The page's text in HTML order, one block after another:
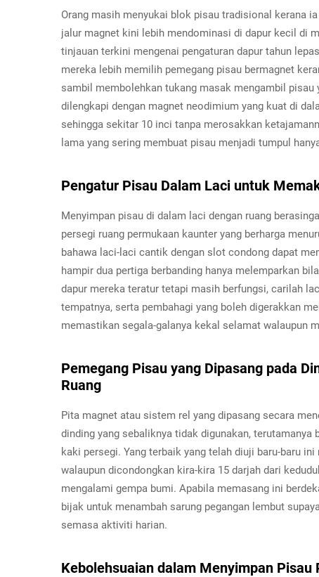
Orang masih menyukai blok pisau tradisional kerana
jalur magnet kini lebih mendominasi di dapur kecil di
tinjauan terkini mengenai pengaturan dapur tahun
mereka lebih memilih pemegang pisau bermagnet
sambil membolehkan tukang masak mengambil pisau
dilengkapi dengan magnet neodimium yang kuat di
sehingga sekitar 10 inci tanpa merosakkan
lama yang sering membuat pisau menjadi tumpul
Pengatur Pisau Dalam Laci untuk
Menyimpan pisau di dalam laci dengan ruang
persegi ruang permukaan kaunter yang berharga
bahawa laci-laci cantik dengan slot condong dapat
hampir dua pertiga berbanding hanya melemparkan
dapur mereka teratur tetapi masih berfungsi, carilah
tempatnya, serta pembahagi yang boleh digerakkan
memastikan segala-galanya kekal selamat walaupun
Pemegang Pisau yang Dipasang pada
Ruang
Pita magnet atau sistem rel yang dipasang secara
dinding yang sebaliknya tidak digunakan, terutamanya
kaki persegi. Yang terbaik yang telah diuji baru-baru
walaupun dicondongkan kira-kira 15 darjah dari
mengalami gempa bumi. Apabila memasang ini
bijak untuk menambah sarung pegangan lembut
semasa aktiviti harian.
Kebolehsuaian dalam Menyimpan Pisau